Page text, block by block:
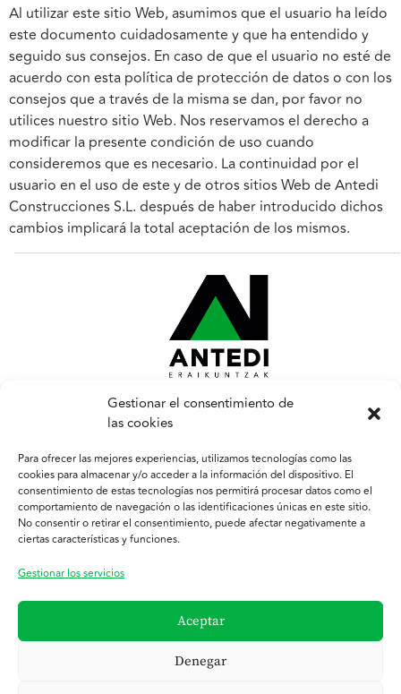
Gestionar el consentimiento de
las cookies
Para ofrecer las mejores experiencias, utilizamos tecnologías como las
cookies para almacenar y/o acceder a la información del dispositivo. El
consentimiento de estas tecnologías nos permitirá procesar datos como el
comportamiento de navegación o las identificaciones únicas en este sitio.
No consentir o retirar el consentimiento, puede afectar negativamente a
ciertas características y funciones.
Gestionar los servicios
Aceptar
Denegar
Al utilizar este sitio Web, asumimos que el usuario ha leído
este documento cuidadosamente y que ha entendido y
seguido sus consejos. En caso de que el usuario no esté de
acuerdo con esta política de protección de datos o con los
consejos que a través de la misma se dan, por favor no
utilices nuestro sitio Web. Nos reservamos el derecho a
modificar la presente condición de uso cuando
consideremos que es necesario. La continuidad por el
usuario en el uso de este y de otros sitios Web de Antedi
Construcciones S.L. después de haber introducido dichos
cambios implicará la total aceptación de los mismos.
Antedi Construcciones S.L.
20304 Irun, Gipuzkoa
NIF: B75113282
943 05 07 12
antedi@antedi.com
Servicios
Quiénes somos
Trabajos realizados
Contacto
Aviso Legal
Política de Cookies
Nuestros Trabajos